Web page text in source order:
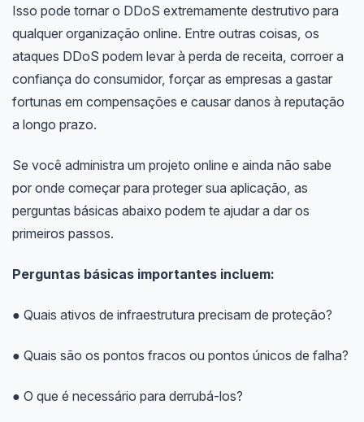
Isso pode tornar o DDoS extremamente destrutivo para
qualquer organização online. Entre outras coisas, os
ataques DDoS podem levar à perda de receita, corroer a
confiança do consumidor, forçar as empresas a gastar
fortunas em compensações e causar danos à reputação
a longo prazo.
Se você administra um projeto online e ainda não sabe
por onde começar para proteger sua aplicação, as
perguntas básicas abaixo podem te ajudar a dar os
primeiros passos.
Perguntas básicas importantes incluem:
● Quais ativos de infraestrutura precisam de proteção?
● Quais são os pontos fracos ou pontos únicos de falha?
● O que é necessário para derrubá-los?